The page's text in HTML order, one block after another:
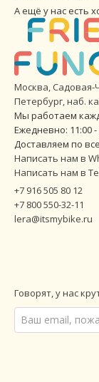
А ещё у нас есть
Москва, Садовая-
Петербург,наб.
Мы работаем
Ежедневно: 11:00 -
Доставляем по
Написать нам в
Написать нам в
+7 916 505 80 12
+7 800 550-32-11
lera@itsmybike.ru
Говорят, у нас